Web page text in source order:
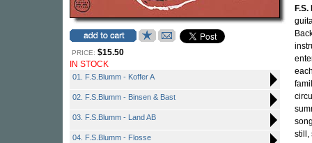
PRICE: $15.50
IN STOCK
01. F.S.Blumm - Koffer A
02. F.S.Blumm - Binsen & Bast
03. F.S.Blumm - Land AB
04. F.S.Blumm - Flosse
still,